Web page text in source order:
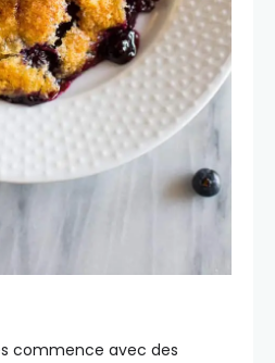
commence avec des